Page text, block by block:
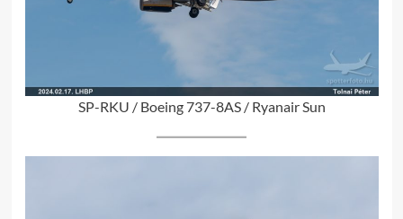
SP-RKU / Boeing 737-8AS / Ryanair Sun